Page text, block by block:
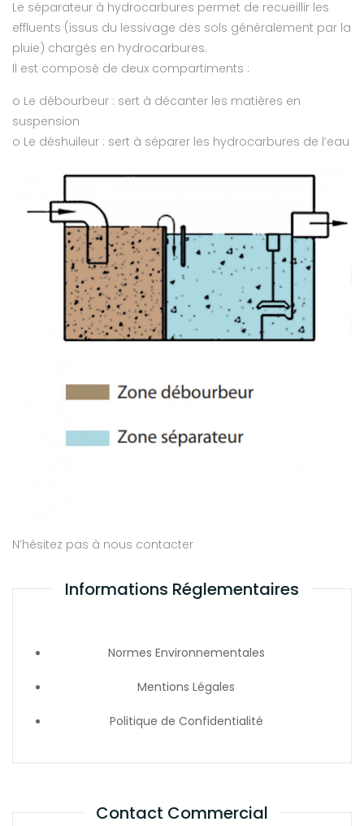
Le séparateur à hydrocarbures permet de recueillir les
effluents (issus du lessivage des sols généralement par la
pluie) chargés en hydrocarbures.
Il est composé de deux compartiments :
o Le débourbeur : sert à décanter les matières en
suspension
o Le déshuileur : sert à séparer les hydrocarbures de l’eau
N’hésitez pas à nous contacter
Informations Réglementaires
Normes Environnementales
Mentions Légales
Politique de Confidentialité
Contact Commercial